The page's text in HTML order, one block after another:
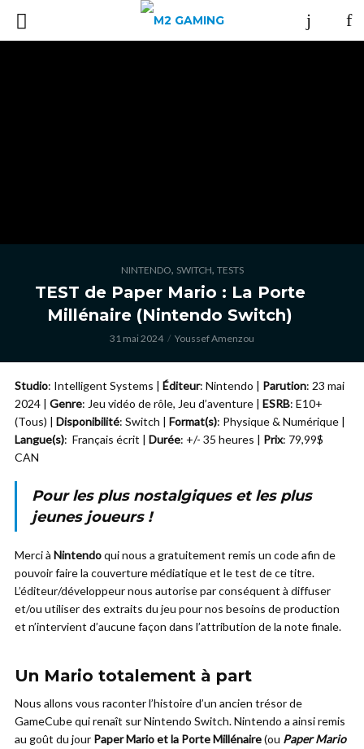
NINTENDO, SWITCH, TESTS
TEST de Paper Mario : La Porte
Millénaire (Nintendo Switch)
31 mai 2024 Youssef Amenzou
Studio: Intelligent Systems | Éditeur: Nintendo | Parution: 23 mai
2024 | Genre: Jeu vidéo de rôle, Jeu d’aventure | ESRB: E10+
(Tous) | Disponibilité: Switch | Format(s): Physique & Numérique |
Langue(s): Français écrit | Durée: +/- 35 heures | Prix: 79,99$
CAN
Pour les plus nostalgiques et les plus
jeunes joueurs !
Merci à Nintendoqui nous a gratuitement remis un code afin de
pouvoir faire la couverture médiatique et le test de ce titre.
L’éditeur/développeur nous autorise par conséquent à diffuser
et/ou utiliser des extraits du jeu pour nos besoins de production
et n’intervient d’aucune façon dans l’attribution de la note finale.
Un Mario totalement à part
Nous allons vous raconter l’histoire d’un ancien trésor de
GameCube qui renaît sur Nintendo Switch. Nintendo a ainsi remis
au goût du jour Paper Mario et la Porte Millénaire(ou Paper Mario